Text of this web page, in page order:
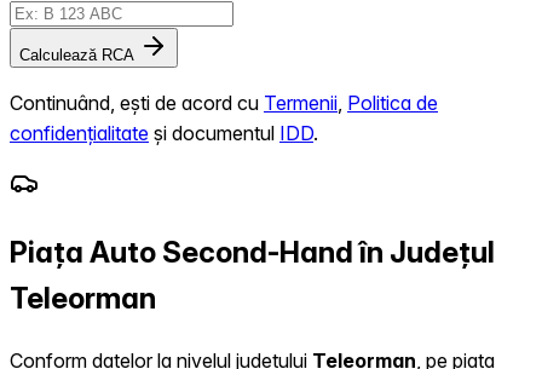
Calculează RCA
Continuând, ești de acord cu Termenii Politica de
confidențialitate și documentul IDD.
Piața Auto Second-Hand în Județul
Teleorman
Conform datelor la nivelul județului Teleorman , pe piața